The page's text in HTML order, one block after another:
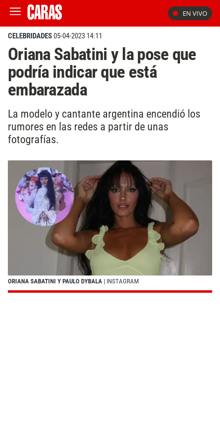
EN VIVO
CELEBRIDADES05-04-2023 14:11
Oriana Sabatini y la pose que
podría indicar que está
embarazada
La modelo y cantante argentina encendió los
rumores en las redes a partir de unas
fotografías.
ORIANA SABATINI Y PAULO DYBALA | INSTAGRAM